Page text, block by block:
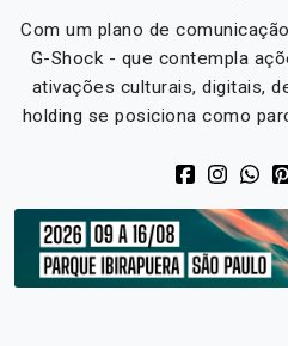
Com um plano de
G-Shock - que contempla
ativações culturais, digitais,
holding se posiciona como